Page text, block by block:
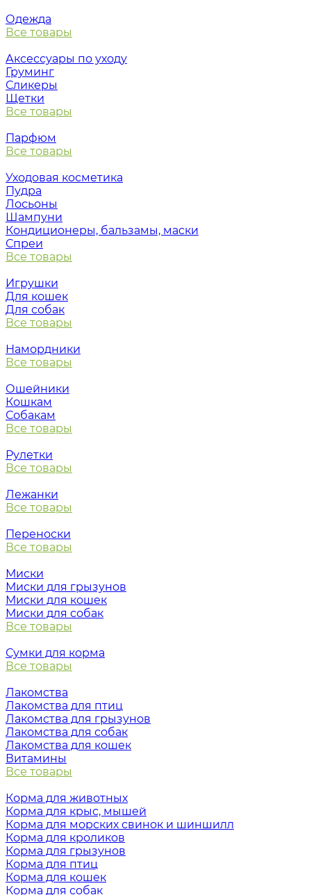
Одежда
Все товары
Аксессуары по уходу
Груминг
Сликеры
Щетки
Все товары
Парфюм
Все товары
Уходовая косметика
Пудра
Лосьоны
Шампуни
Кондиционеры, бальзамы, маски
Спреи
Все товары
Игрушки
Для кошек
Для собак
Все товары
Намордники
Все товары
Ошейники
Кошкам
Собакам
Все товары
Рулетки
Все товары
Лежанки
Все товары
Переноски
Все товары
Миски
Миски для грызунов
Миски для кошек
Миски для собак
Все товары
Сумки для корма
Все товары
Лакомства
Лакомства для птиц
Лакомства для грызунов
Лакомства для собак
Лакомства для кошек
Витамины
Все товары
Корма для животных
Корма для крыс, мышей
Корма для морских свинок и шиншилл
Корма для кроликов
Корма для грызунов
Корма для птиц
Корма для кошек
Корма для собак